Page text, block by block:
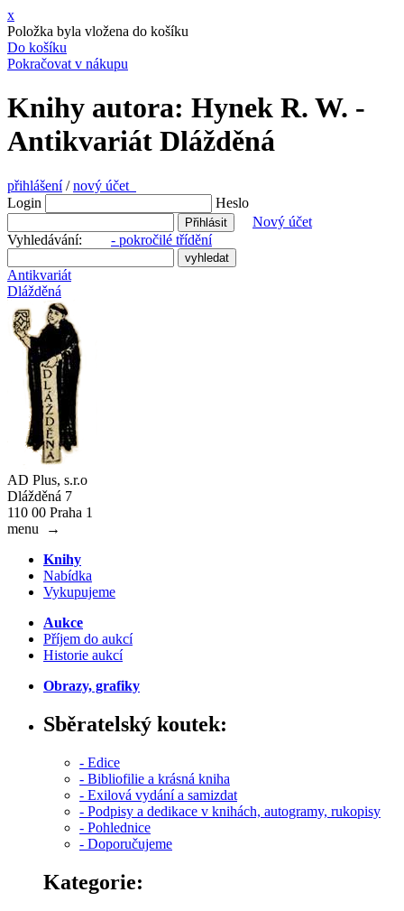
x
Položka byla vložena do košíku
Do košíku
Pokračovat v nákupu
Knihy autora: Hynek R. W. -
Antikvariát Dlážděná
přihlášení/nový účet
Login
Heslo
Nový účet
Vyhledávání: - pokročilé třídění
Antikvariát
Dlážděná
AD Plus, s.r.o
Dlážděná 7
110 00 Praha 1
menu
→
Knihy
Nabídka
Vykupujeme
Aukce
Příjem do aukcí
Historie aukcí
Obrazy, grafiky
Sběratelský koutek:
- Edice
- Bibliofilie a krásná kniha
- Exilová vydání a samizdat
- Podpisy a dedikace v knihách, autogramy, rukopisy
- Pohlednice
- Doporučujeme
Kategorie: